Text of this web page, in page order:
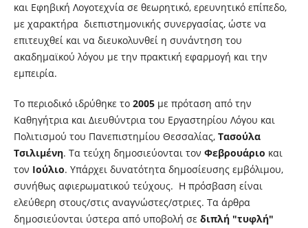
και Εφηβική Λογοτεχνία σε θεωρητικό, ερευνητικό επίπεδο,
με χαρακτήρα διεπιστημονικής συνεργασίας, ώστε να
επιτευχθεί και να διευκολυνθεί η συνάντηση του
ακαδημαϊκού λόγου με την πρακτική εφαρμογή και την
εμπειρία.
Το περιοδικό ιδρύθηκε το 2005με πρόταση από την
Καθηγήτρια και Διευθύντρια του Εργαστηρίου Λόγου και
Πολιτισμού του Πανεπιστημίου Θεσσαλίας, Τασούλα
Τσιλιμένη. Τα τεύχη δημοσιεύονται τον Φεβρουάριο και
τον Ιούλιο. Υπάρχει δυνατότητα δημοσίευσης εμβόλιμου,
συνήθως αφιερωματικού τεύχους. Η πρόσβαση είναι
ελεύθερη στους/στις αναγνώστες/στριες. Τα άρθρα
δημοσιεύονται ύστερα από υποβολή σε διπλή "τυφλή"